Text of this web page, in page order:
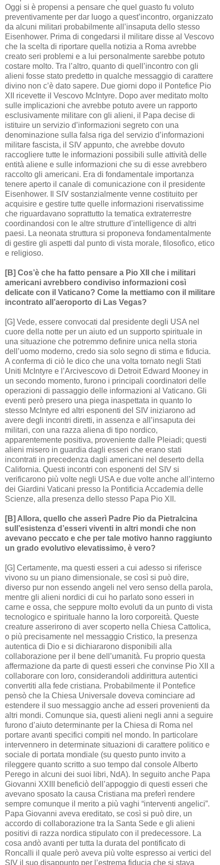
Oggi si è propensi a pensare che quel guasto fu voluto
preventivamente per dar luogo a quest’incontro, organizzato
da alcuni militari probabilmente all’insaputa dello stesso
Eisenhower. Prima di congedarsi il militare disse al Vescovo
che la scelta di riportare quella notizia a Roma avrebbe
creato seri problemi e a lui personalmente sarebbe potuto
costare molto. Tra l’altro, quanto di quell’incontro con gli
alieni fosse stato predetto in qualche messaggio di carattere
divino non c’è dato sapere. Due giorni dopo il Pontefice Pio
XII ricevette il Vescovo McIntyre. Dopo aver meditato molto
sulle implicazioni che avrebbe potuto avere un rapporto
esclusivamente militare con gli alieni, il Papa decise di
istituire un servizio d’informazioni segreto con una
denominazione sulla falsa riga del servizio d’informazioni
militare fascista, il SIV appunto, che avrebbe dovuto
raccogliere tutte le informazioni possibili sulle attività delle
entità aliene e sulle informazioni che su di esse avrebbero
raccolto gli americani. Era di fondamentale importanza
tenere aperto il canale di comunicazione con il presidente
Eisenhower. Il SIV sostanzialmente venne costituito per
acquisire e gestire tutte quelle informazioni riservatissime
che riguardavano soprattutto la tematica extraterrestre
coordinandosi con le altre strutture d’intelligence di altri
paesi. La neonata struttura si proponeva fondamentalmente
di gestire gli aspetti dal punto di vista morale, filosofico, etico
e religioso.
[B] Cos’è che ha fatto pensare a Pio XII che i militari
americani avrebbero condiviso informazioni così
delicate con il Vaticano? Come la mettiamo con il militare
incontrato all’aeroporto di Las Vegas?
[G] Vede, essere convocati dal presidente degli USA nel
cuore della notte per un aiuto ed un supporto spirituale in
una situazione che potremmo definire unica nella storia
dell’uomo moderno, credo sia solo segno di stima e fiducia.
A conferma di ciò le dico che una volta tornato negli Stati
Uniti McIntyre e l’Arcivescovo di Detroit Edward Mooney in
un secondo momento, furono i principali coordinatori delle
operazioni di passaggio delle informazioni al Vaticano. Gli
eventi però presero una piega inaspettata in quanto lo
stesso McIntyre ed altri esponenti del SIV iniziarono ad
avere degli incontri diretti, in assenza e all’insaputa dei
militari, con una razza aliena di tipo nordico,
apparentemente positiva, proveniente dalle Pleiadi; questi
alieni misero in guardia dagli esseri che erano stati
incontrati in precedenza dagli americani nel deserto della
California. Questi incontri con esponenti del SIV si
verificarono più volte negli USA e due volte anche all’interno
dei Giardini Vaticani presso la Pontificia Accademia delle
Scienze, alla presenza dello stesso Papa Pio XII.
[B] Allora, quello che asserì Padre Pio da Pietralcina
sull’esistenza d’esseri viventi in altri mondi che non
avevano peccato e che per tale motivo hanno raggiunto
un grado evolutivo elevatissimo, è vero?
[G] Certamente, ma questi esseri a cui adesso si riferisce
vivono su un piano dimensionale, se così si può dire,
diverso pur non essendo angeli nel vero senso della parola,
mentre gli alieni nordici di cui ho parlato sono esseri in
carne e ossa, che seppure molto evoluti da un punto di vista
tecnologico e spirituale hanno la loro corporeità. Queste
creature asserirono di aver scoperto nella Chiesa Cattolica,
o più precisamente nel messaggio Cristico, la presenza
autentica di Dio e si dichiararono disponibili alla
collaborazione per il bene dell’umanità. Fu proprio questa
affermazione da parte di questi esseri che convinse Pio XII a
collaborare con loro, considerandoli addirittura autentici
convertiti alla fede cristiana. Probabilmente il Pontefice
pensò che la Chiesa Universale doveva cominciare ad
estendere il suo messaggio anche ad esseri provenienti da
altri mondi. Comunque sia, questi alieni negli anni a seguire
furono d’aiuto determinante per la Chiesa di Roma nel
portare avanti specifici compiti nel mondo. In particolare
intervennero in determinate situazioni di carattere politico e
sociale di portata mondiale (su questo punto invito a
rileggere quanto scritto a suo tempo dal console Alberto
Perego in alcuni dei suoi libri, NdA). In seguito anche Papa
Giovanni XXIII beneficiò dell’appoggio di questi esseri che
avevano sposato la causa Cristiana ma preferì rendere
sempre comunque il merito a più vaghi “interventi angelici”.
Papa Giovanni aveva ereditato, se così si può dire, un
accordo di collaborazione tra la Santa Sede e gli alieni
positivi di razza nordica stipulato con il predecessore. La
cosa andò avanti per tutta la durata del pontificato di
Roncalli il quale però aveva più volte espresso ai vertici del
SIV il suo disappunto per l’estrema fiducia che si stava